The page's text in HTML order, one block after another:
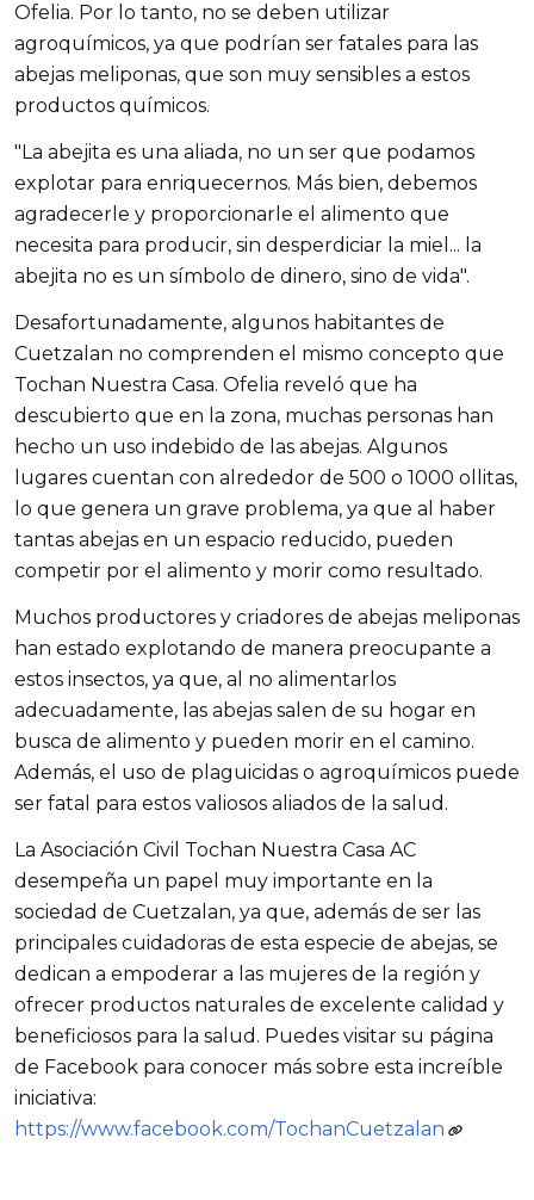
Ofelia. Por lo tanto, no se deben utilizar
agroquímicos, ya que podrían ser fatales para las
abejas meliponas, que son muy sensibles a estos
productos químicos.
"La abejita es una aliada, no un ser que podamos
explotar para enriquecernos. Más bien, debemos
agradecerle y proporcionarle el alimento que
necesita para producir, sin desperdiciar la miel... la
abejita no es un símbolo de dinero, sino de vida".
Desafortunadamente, algunos habitantes de
Cuetzalan no comprenden el mismo concepto que
Tochan Nuestra Casa. Ofelia reveló que ha
descubierto que en la zona, muchas personas han
hecho un uso indebido de las abejas. Algunos
lugares cuentan con alrededor de 500 o 1000 ollitas,
lo que genera un grave problema, ya que al haber
tantas abejas en un espacio reducido, pueden
competir por el alimento y morir como resultado.
Muchos productores y criadores de abejas meliponas
han estado explotando de manera preocupante a
estos insectos, ya que, al no alimentarlos
adecuadamente, las abejas salen de su hogar en
busca de alimento y pueden morir en el camino.
Además, el uso de plaguicidas o agroquímicos puede
ser fatal para estos valiosos aliados de la salud.
La Asociación Civil Tochan Nuestra Casa AC
desempeña un papel muy importante en la
sociedad de Cuetzalan, ya que, además de ser las
principales cuidadoras de esta especie de abejas, se
dedican a empoderar a las mujeres de la región y
ofrecer productos naturales de excelente calidad y
beneficiosos para la salud. Puedes visitar su página
de Facebook para conocer más sobre esta increíble
https://www.facebook.com/TochanCuetzalan